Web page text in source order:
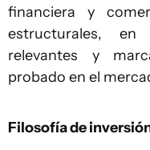
financiera y
estructurales, en
relevantes y
probado en el
Filosofía de